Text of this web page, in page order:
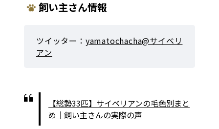
飼い主さん情報
ツイッター： yamatochacha@サイベリ
アン
【総勢33匹】サイベリアンの毛色別まと
め｜飼い主さんの実際の声